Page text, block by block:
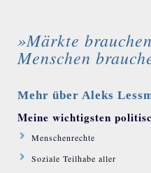
»Märkte
Menschen
Mehr über Aleks
Meine wichtigsten
Menschenrechte
Soziale Teilhabe aller